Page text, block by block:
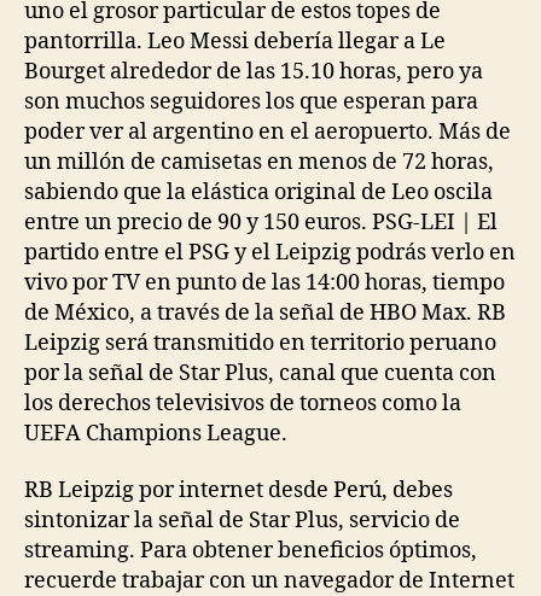
uno el grosor particular de estos topes de
pantorrilla. Leo Messi debería llegar a Le
Bourget alrededor de las 15.10 horas, pero ya
son muchos seguidores los que esperan para
poder ver al argentino en el aeropuerto. Más de
un millón de camisetas en menos de 72 horas,
sabiendo que la elástica original de Leo oscila
entre un precio de 90 y 150 euros. PSG-LEI | El
partido entre el PSG y el Leipzig podrás verlo en
vivo por TV en punto de las 14:00 horas, tiempo
de México, a través de la señal de HBO Max. RB
Leipzig será transmitido en territorio peruano
por la señal de Star Plus, canal que cuenta con
los derechos televisivos de torneos como la
UEFA Champions League.
RB Leipzig por internet desde Perú, debes
sintonizar la señal de Star Plus, servicio de
streaming. Para obtener beneficios óptimos,
recuerde trabajar con un navegador de Internet